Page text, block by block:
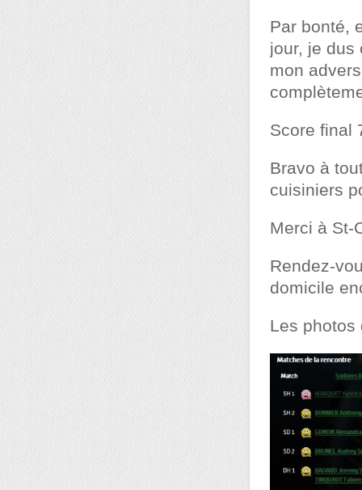
Par bonté,
jour, je dus
mon
Score final
Bravo à
cuisiniers
Merci à St-
Rendez-
domicile
Les